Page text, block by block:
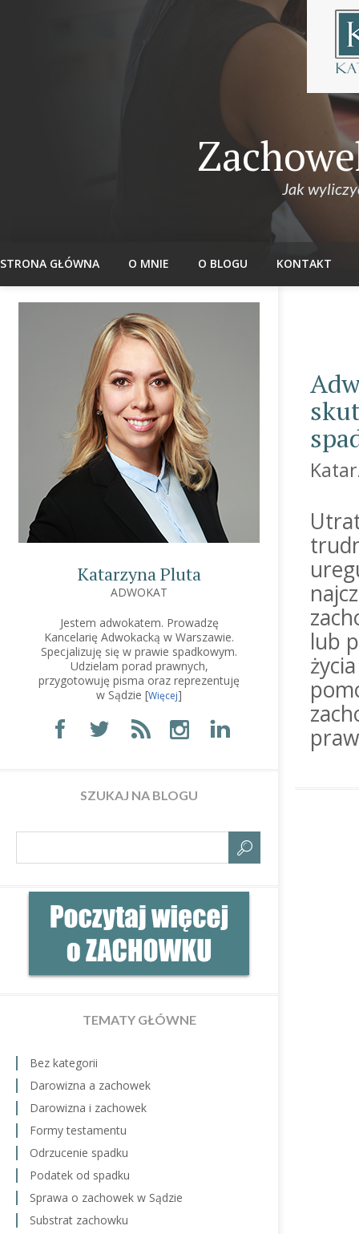
Jak
STRONA GŁÓWNA O MNIE O BLOGU KONTAKT
lub
Katarzyna Pluta
ADWOKAT
Jestem adwokatem. Prowadzę
Kancelarię Adwokacką w Warszawie.
Specjalizuję się w prawie spadkowym.
Udzielam porad prawnych,
przygotowuję pisma oraz reprezentuję
w Sądzie [Więcej]
SZUKAJ NA BLOGU
TEMATY GŁÓWNE
Bez kategorii
Darowizna a zachowek
Darowizna i zachowek
Formy testamentu
Odrzucenie spadku
Podatek od spadku
Sprawa o zachowek w Sądzie
Substrat zachowku